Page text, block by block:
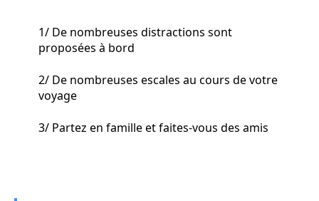
1/ De nombreuses distractions sont
proposées à bord
2/ De nombreuses escales au cours de votre
voyage
3/ Partez en famille et faites-vous des amis